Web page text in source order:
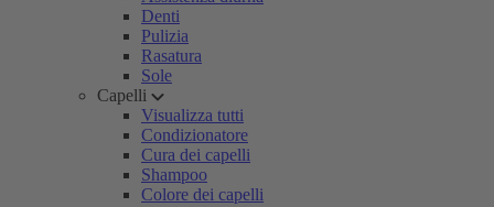
Denti
Pulizia
Rasatura
Sole
Capelli
Visualizza tutti
Condizionatore
Cura dei capelli
Shampoo
Colore dei capelli